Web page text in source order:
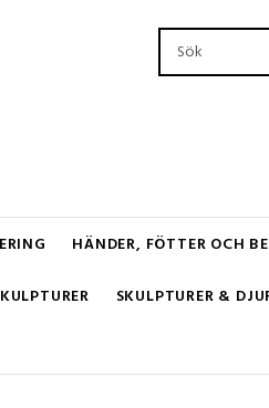
HÄNDER, FÖTTER OCH
SKULPTURER &